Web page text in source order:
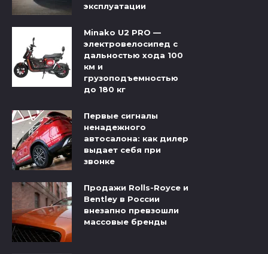
эксплуатации
Minako U2 PRO —
электровелосипед с
дальностью хода 100
км и
грузоподъемностью
до 180 кг
Первые сигналы
ненадежного
автосалона: как дилер
выдает себя при
звонке
Продажи Rolls-Royce и
Bentley в России
внезапно превзошли
массовые бренды